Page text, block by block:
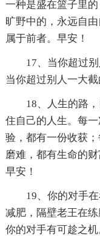
一种是盛在篮子里
旷野中的，永远自
属于前者。早安！
17、当你超过
当你超过别人一大
18、人生的路
住自己的人生。每
验，都有一份收获
磨难，都有生命的
早安！
19、你的对手
减肥，隔壁老王在
你的对手有可趁之机